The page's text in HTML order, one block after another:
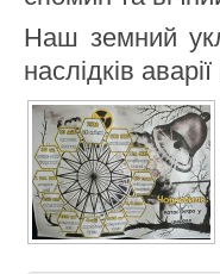
Наш земний
наслідків